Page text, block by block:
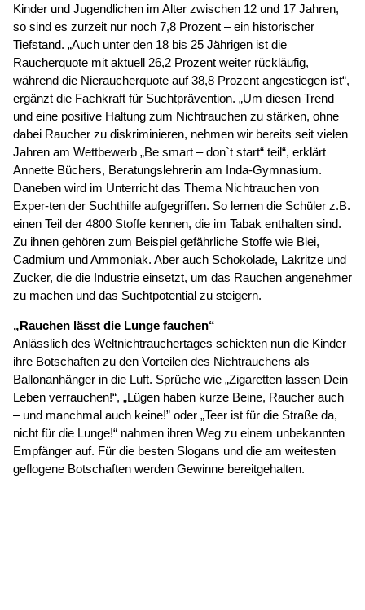
Kinder und Jugendlichen im Alter zwischen 12 und 17 Jahren,
so sind es zurzeit nur noch 7,8 Prozent – ein historischer
Tiefstand. „Auch unter den 18 bis 25 Jährigen ist die
Raucherquote mit aktuell 26,2 Prozent weiter rückläufig,
während die Nieraucherquote auf 38,8 Prozent angestiegen ist“,
ergänzt die Fachkraft für Suchtprävention. „Um diesen Trend
und eine positive Haltung zum Nichtrauchen zu stärken, ohne
dabei Raucher zu diskriminieren, nehmen wir bereits seit vielen
Jahren am Wettbewerb „Be smart – don`t start“ teil“, erklärt
Annette Büchers, Beratungslehrerin am Inda-Gymnasium.
Daneben wird im Unterricht das Thema Nichtrauchen von
Exper-ten der Suchthilfe aufgegriffen. So lernen die Schüler z.B.
einen Teil der 4800 Stoffe kennen, die im Tabak enthalten sind.
Zu ihnen gehören zum Beispiel gefährliche Stoffe wie Blei,
Cadmium und Ammoniak. Aber auch Schokolade, Lakritze und
Zucker, die die Industrie einsetzt, um das Rauchen angenehmer
zu machen und das Suchtpotential zu steigern.
„Rauchen lässt die Lunge fauchen“
Anlässlich des Weltnichtrauchertages schickten nun die Kinder
ihre Botschaften zu den Vorteilen des Nichtrauchens als
Ballonanhänger in die Luft. Sprüche wie „Zigaretten lassen Dein
Leben verrauchen!“, „Lügen haben kurze Beine, Raucher auch
– und manchmal auch keine!” oder „Teer ist für die Straße da,
nicht für die Lunge!“ nahmen ihren Weg zu einem unbekannten
Empfänger auf. Für die besten Slogans und die am weitesten
geflogene Botschaften werden Gewinne bereitgehalten.